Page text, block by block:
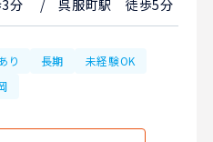
3分 / 呉服町駅 徒歩5分
り 長期
未経験OK